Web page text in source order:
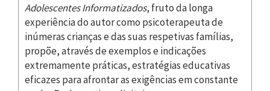
Adolescentes Informatizados, fruto da longa
experiência do autor como psicoterapeuta de
inúmeras crianças e das suas respetivas famílias,
propõe, através de exemplos e indicações
extremamente práticas, estratégias educativas
eficazes para afrontar as exigências em constante